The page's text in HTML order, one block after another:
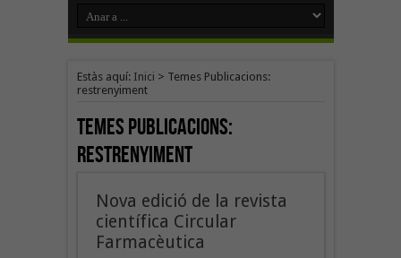
Estàs aquí: Inici > Temes Publicacions:
restrenyiment
Temes Publicacions:
restrenyiment
Nova edició de la revista
científica Circular
Farmacèutica